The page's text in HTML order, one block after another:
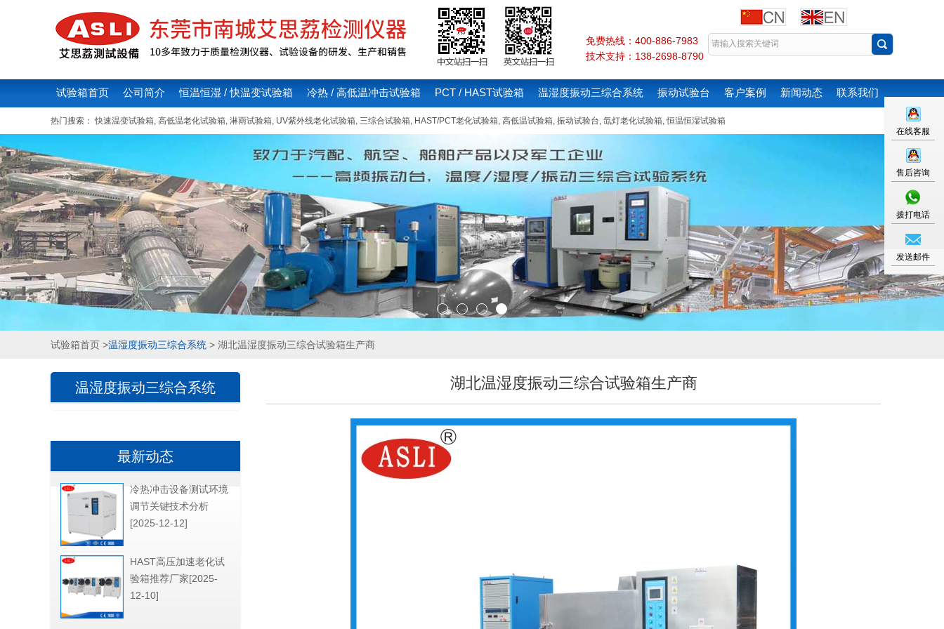
免费热线：400-886-7983
技术支持：138-2698-8790
试验箱首页 公司简介 恒温恒湿 / 快温变试验箱 冷热 / 高低温冲击试验箱 PCT / HAST试验箱 温湿度振动三综合系统 振动试验台 客户案例 新闻动态 联系我们
热门搜索：快速温变试验箱, 高低温老化试验箱, 淋雨试验箱, UV紫外线老化试验箱, 三综合试验箱, HAST/PCT老化试验箱, 高低温试验箱, 振动试验台, 氙灯老化试验箱,恒温恒湿试验箱
试验箱首页 >温湿度振动三综合系统 > 湖北温湿度振动三综合试验箱生产商
湖北温湿度振动三综合试验箱生产商
温湿度振动三综合系统
最新动态
冷热冲击设备测试环境
调节关键技术分析
[2025-12-12]
HAST高压加速老化试
验箱推荐厂家[2025-
12-10]
在线客服
售后咨询
拨打电话
发送邮件